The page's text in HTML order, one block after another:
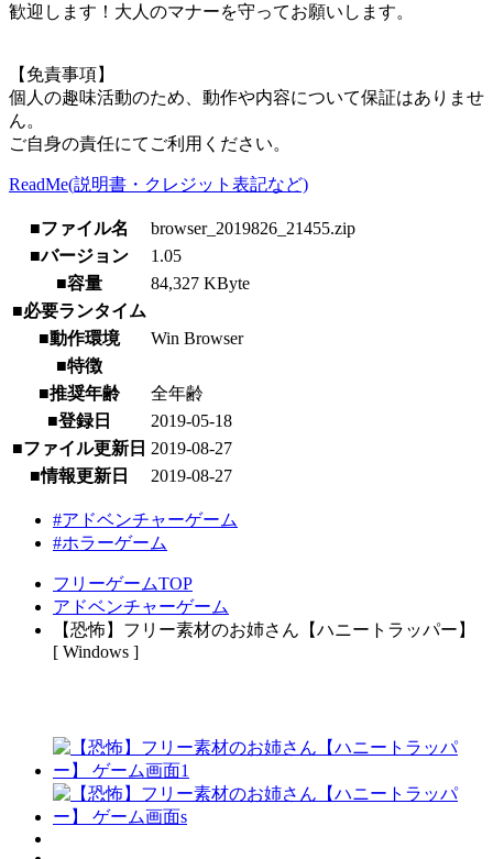
歓迎します！大人のマナーを守ってお願いします。
【免責事項】
個人の趣味活動のため、動作や内容について保証はありませ
ん。
ご自身の責任にてご利用ください。
ReadMe(説明書・クレジット表記など)
■ファイル名
browser_2019826_21455.zip
■バージョン
1.05
■容量
84,327 KByte
■必要ランタイム
■動作環境
Win Browser
■特徴
■推奨年齢
全年齢
■登録日
2019-05-18
■ファイル更新日 2019-08-27
■情報更新日
2019-08-27
#アドベンチャーゲーム
#ホラーゲーム
フリーゲームTOP
アドベンチャーゲーム
【恐怖】フリー素材のお姉さん【ハニートラッパー】
[ Windows ]